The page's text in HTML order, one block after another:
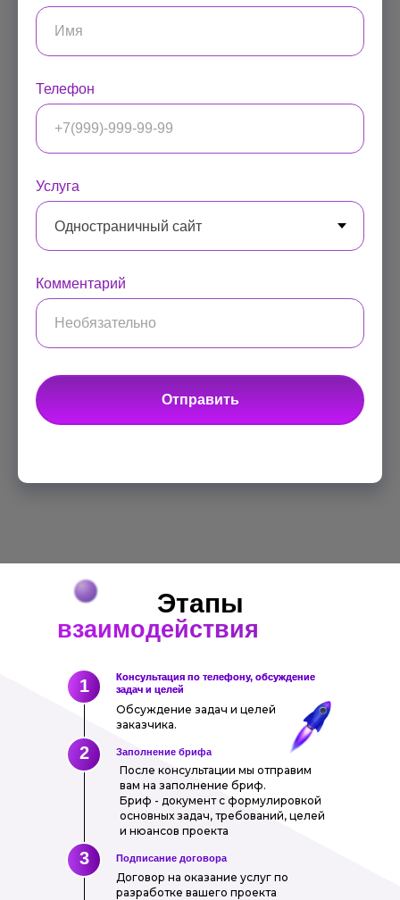
Телефон
Услуга
Комментарий
Отправить
Заполнение брифа
После консультации мы отправим
вам на заполнение бриф.
Бриф - документ с формулировкой
основных задач, требований, целей
и нюансов проекта
Обсуждение задач и целей
заказчика.
Консультация по телефону, обсуждение
задач и целей
Договор на оказание услуг по
разработке вашего проекта
Этапы
1
2
3
взаимодействия
Подписание договора